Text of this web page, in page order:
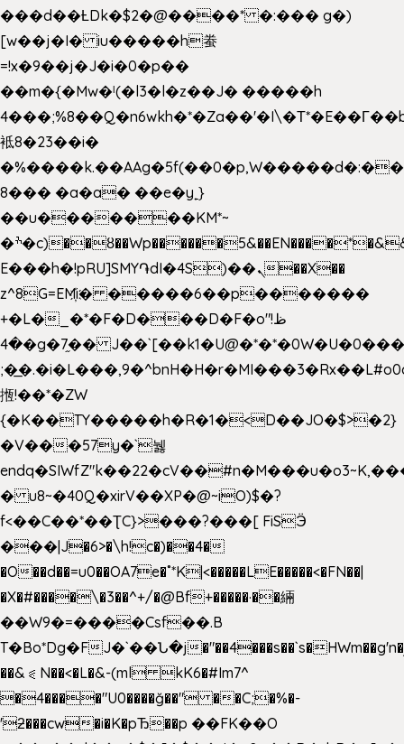
���d��ȽDk�$2�@����* �:��� g�)
[w��j�I� iu�����h䖭
=!x�9��j�J�i�0�p��
��m�{�Mw�ˡ(�l3�l�z��J� �����h
袛8�23��i�
8��� �a�a� ��e�y˿}
��u�������KM*~
�ׯ�c)��ȣ��Wp������5&��EN����*�&&6F��Le��~�P�άv����ui?
E���h�!pRU]SMY֏dI�4S)��ܢ��X��
z^8G=EM҉i� �����6��p�������
+�L�_�*�F�D���D�F�o"ظ!
�4�g�7֦�� J��`[��k1�U@�*�*�0W�U�0����_������äp�)2>�`@n����5DW˃��
揯!��*�ZW
{�K��TY�����h�R�1�<D��JO�$>�2}
�V���57y�`뉋
� u8~�40Q�xirV��XP�@~iO)$�?
f<��C��*��ƮC}>���?���[ FiSӬ
���|J�6>�\h!c�)��4�
�O��d��=u0��OA7e�˚*K|<�����LE�����<�FN��|
�X�#����\�3��^+/�@Bf+�����·��緉
��W9�=����Csf��.B
T�Bo*Dg�FJ�`��Ն�j�"��4���s��`s�HWm��g'n�ږ�Ht�!
��&⪗N��<�L�&-(ml kK6�#Im7^
�4����"U0����ğ��" ��C;�%�-
'ƻ���cw�i�K�pЂ��p ��FK��O